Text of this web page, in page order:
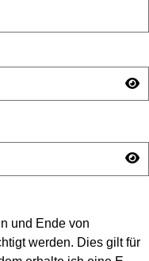
und Ende von
werden. Dies gilt für